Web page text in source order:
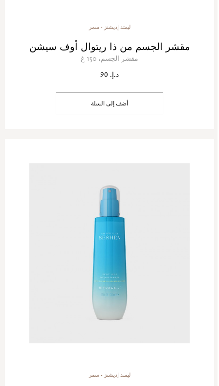
ليمتد إديشنز - سمر
مقشر الجسم من ذا ريتوال أوف سيشن
مقشر الجسم، 150 غ
د.إ. 90
أضف إلى السلة
ليمتد إديشنز - سمر